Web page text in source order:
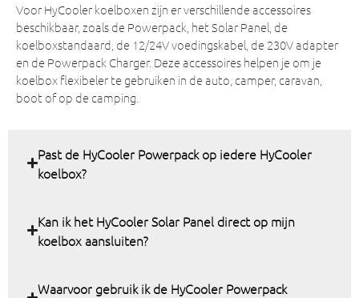
Voor HyCooler koelboxen zijn er verschillende accessoires
beschikbaar, zoals de Powerpack, het Solar Panel, de
koelboxstandaard, de 12/24V voedingskabel, de 230V adapter
en de Powerpack Charger. Deze accessoires helpen je om je
koelbox flexibeler te gebruiken in de auto, camper, caravan,
boot of op de camping.
Past de HyCooler Powerpack op iedere HyCooler
koelbox?
Kan ik het HyCooler Solar Panel direct op mijn
koelbox aansluiten?
Waarvoor gebruik ik de HyCooler Powerpack